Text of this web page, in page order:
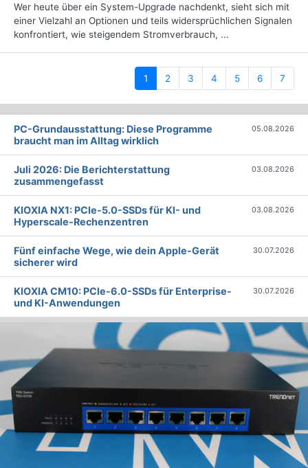
Wer heute über ein System-Upgrade nachdenkt, sieht sich mit
einer Vielzahl an Optionen und teils widersprüchlichen Signalen
konfrontiert, wie steigendem Stromverbrauch, ...
1 (current)
2 3 4 5 6 7
PC-Grundausstattung: Diese Programme
braucht man im Alltag wirklich
05.08.2026
Juli 2026: Die Bericht­erstattung
zusammengefasst
03.08.2026
KIOXIA NX1: PCIe-5.0-SSDs für KI- und
Hyperscale-Rechenzentren
03.08.2026
Fünf einfache Wege, wie dein Apple-Gerät
sicherer wird
30.07.2026
KIOXIA CM10: PCIe-6.0-SSDs für Enterprise-
und KI-Anwendungen
30.07.2026